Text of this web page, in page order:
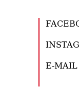
E-MAIL